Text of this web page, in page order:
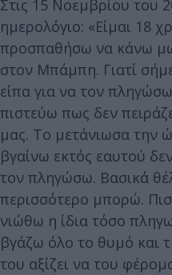
Στις 15 Νοεμβρίου του
ημερολόγιο: «Είμαι 18
προσπαθήσω να κάνω
στον Μπάμπη. Γιατί
είπα για να τον
πιστεύω πως δεν
μας. Το μετάνιωσα την
βγαίνω εκτός εαυτού
τον πληγώσω. Βασικά
περισσότερο μπορώ.
νιώθω η ίδια τόσο
βγάζω όλο το θυμό και
του αξίζει να του